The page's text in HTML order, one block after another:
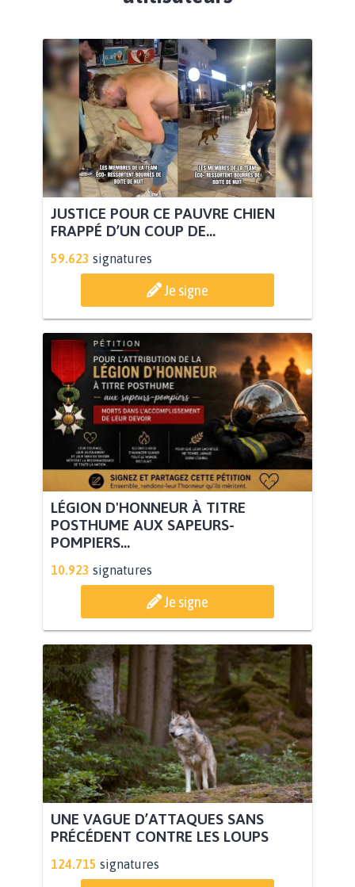
JUSTICE POUR CE PAUVRE CHIEN
FRAPPÉ D’UN COUP DE...
59.623 signatures
Je signe
LÉGION D'HONNEUR À TITRE
POSTHUME AUX SAPEURS-
POMPIERS...
10.923 signatures
Je signe
UNE VAGUE D’ATTAQUES SANS
PRÉCÉDENT CONTRE LES LOUPS
124.715 signatures